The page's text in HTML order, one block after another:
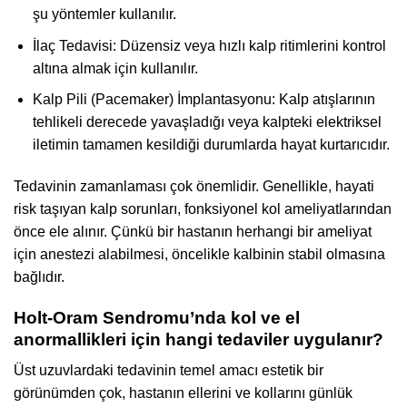
şu yöntemler kullanılır.
İlaç Tedavisi: Düzensiz veya hızlı kalp ritimlerini kontrol
altına almak için kullanılır.
Kalp Pili (Pacemaker) İmplantasyonu: Kalp atışlarının
tehlikeli derecede yavaşladığı veya kalpteki elektriksel
iletimin tamamen kesildiği durumlarda hayat kurtarıcıdır.
Tedavinin zamanlaması çok önemlidir. Genellikle, hayati
risk taşıyan kalp sorunları, fonksiyonel kol ameliyatlarından
önce ele alınır. Çünkü bir hastanın herhangi bir ameliyat
için anestezi alabilmesi, öncelikle kalbinin stabil olmasına
bağlıdır.
Holt-Oram Sendromu’nda kol ve el
anormallikleri için hangi tedaviler uygulanır?
Üst uzuvlardaki tedavinin temel amacı estetik bir
görünümden çok, hastanın ellerini ve kollarını günlük